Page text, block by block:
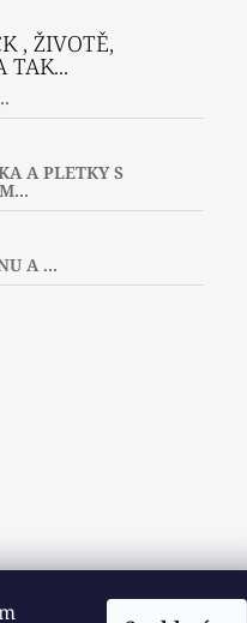
, ŽIVOTĚ,
TAK...
A PLETKY S
A ...